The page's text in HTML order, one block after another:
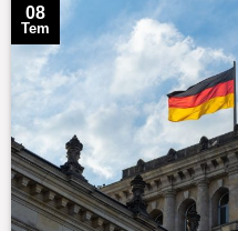
08
Tem